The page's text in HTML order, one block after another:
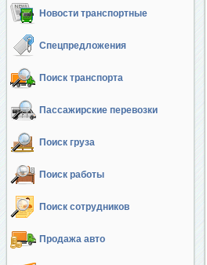
Новости транспортные
Спецпредложения
Поиск транспорта
Пассажирские перевозки
Поиск груза
Поиск работы
Поиск сотрудников
Продажа авто